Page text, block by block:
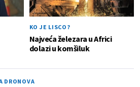
KO JE LISCO?
Najveća železara u Africi
dolazi u komšiluk
DRONOVA